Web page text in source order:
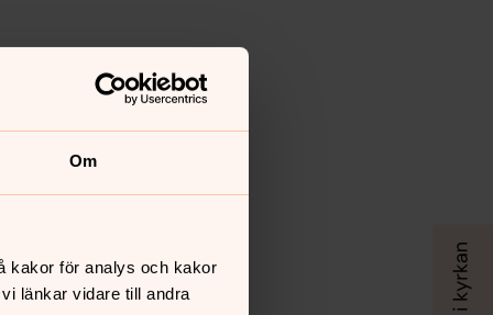
Om
kakor för analys och kakor
länkar vidare till andra